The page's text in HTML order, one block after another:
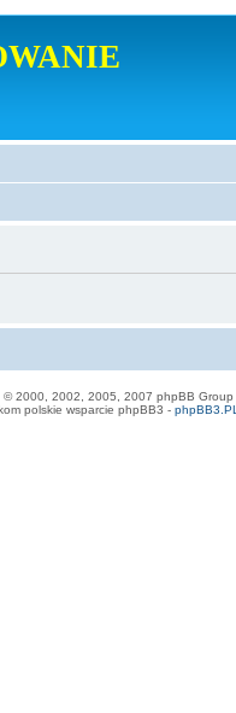
© 2000, 2002, 2005, 2007 phpBB Group
polskie wsparcie phpBB3 - phpBB3.PL